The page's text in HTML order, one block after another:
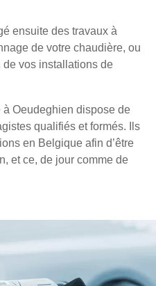
ensuite des travaux à
de votre chaudière, ou
vos installations de
à Oeudeghien dispose de
qualifiés et formés. Ils
en Belgique afin d’être
et ce, de jour comme de